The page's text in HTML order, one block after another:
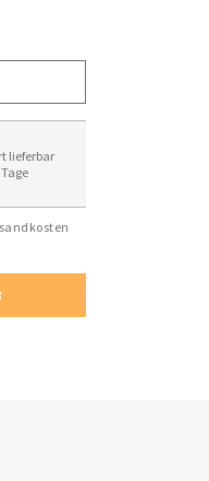
lieferbar
Tage